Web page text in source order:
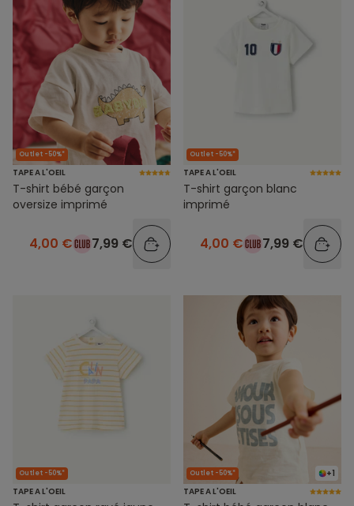
Outlet -50%*
TAPE A L'OEIL
T-shirt bébé garçon
oversize imprimé
4,00 € 7,99 €
Outlet -50%*
TAPE A L'OEIL
T-shirt garçon blanc
imprimé
4,00 € 7,99 €
Outlet -50%*
TAPE A L'OEIL
+1
Outlet -50%*
TAPE A L'OEIL